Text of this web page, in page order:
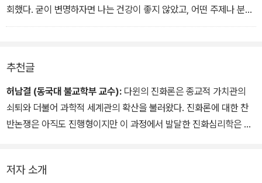
우리는 잠재적으로 도덕적 동물이지만 (어떤 다른 동물이 말할 수 있
는 것보다 더) 자연적으로 도덕적 동물인 것은 아니다. 도덕적인 동물
회했다. 굳이 변명하자면 나는 건강이 좋지 않았고, 어떤 주제나 분야
에서 다른 분야로 옮기기 어려운 정신 구조를 지니고 있었기 때문이
선을 다해 공리주의자의 삶을 살지는 않았음은 사실이다. 누구도 그
런 삶을 산 사람은 없다. 그러나 그는 죽음을 맞이하면서 친절하고 너
그럽게 살아온 삶과, 성실히 수행한 의무들과 다는 아니었어도 그가
그 근원을 처음 발견한 이기심에 대한 고통스러운 투쟁에 대해 올바
추천글
허남결 (동국대 불교학부 교수): 다윈의 진화론은 종교적 가치관의
쇠퇴와 더불어 과학적 세계관의 확산을 불러왔다. 진화론에 대한 찬
반논쟁은 아직도 진행형이지만 이 과정에서 발달한 진화심리학은 인
있다. 특히, 이 책은 진화론을 제창한 다윈의 전기를 진화론적 관점에
저자 소개